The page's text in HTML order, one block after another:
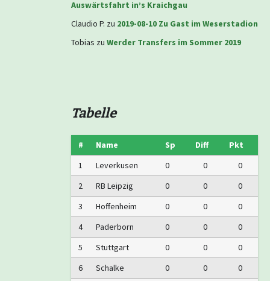
Auswärtsfahrt in’s Kraichgau
Claudio P. zu 2019-08-10 Zu Gast im Weserstadion
Tobias zu Werder Transfers im Sommer 2019
Tabelle
# Name Sp Diff
Pkt
1
Leverkusen 0 0
0
2
RB Leipzig 0 0
0
3
Hoffenheim 0 0
0
4
Paderborn 0 0
0
5
Stuttgart 0 0
0
6
Schalke 0 0
0